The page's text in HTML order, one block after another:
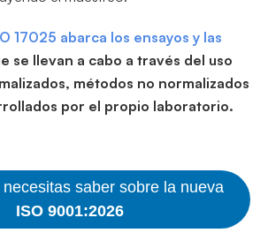
17025 abarca los ensayos y las
se llevan a cabo a través del uso
métodos no normalizados
por el propio laboratorio.
saber sobre la nueva
ISO 9001:2026